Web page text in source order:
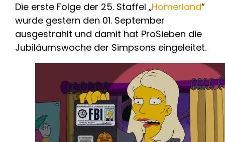
Die erste Folge der 25. Staffel „Homerland“
wurde gestern den 01. September
ausgestrahlt und damit hat ProSieben die
Jubiläumswoche der Simpsons eingeleitet.